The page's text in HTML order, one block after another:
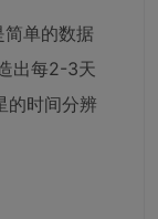
单的数据
出每2-3天
的时间分辨